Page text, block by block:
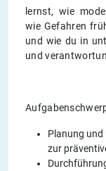
lernst, wie
wie Gefahren
und wie du in
und
Planung und
zur